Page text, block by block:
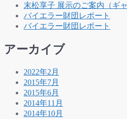
末松享子 展示のご案内（ギ
バイエラー財団レポート
バイエラー財団レポート
アーカイブ
2022年2月
2015年7月
2015年6月
2014年11月
2014年10月